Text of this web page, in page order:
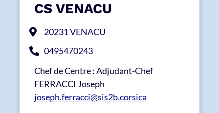
CS VENACU
20231 VENACU
0495470243
Chef de Centre : Adjudant-Chef
FERRACCI Joseph
joseph.ferracci@sis2b.corsica